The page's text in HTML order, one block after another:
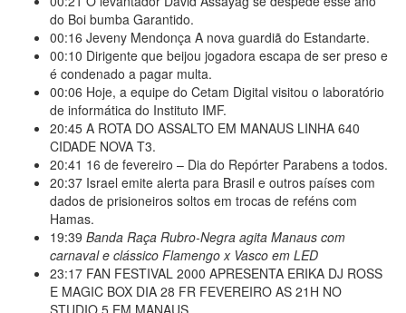
do Boi bumba Garantido.
00:16 Jeveny Mendonça A nova guardiã do Estandarte.
00:10 Dirigente que beijou jogadora escapa de ser preso e
é condenado a pagar multa.
00:06 Hoje, a equipe do Cetam Digital visitou o laboratório
de informática do Instituto IMF.
20:45 A ROTA DO ASSALTO EM MANAUS LINHA 640
CIDADE NOVA T3.
20:41 16 de fevereiro – Dia do Repórter Parabens a todos.
20:37 Israel emite alerta para Brasil e outros países com
dados de prisioneiros soltos em trocas de reféns com
Hamas.
19:39 Banda Raça Rubro-Negra agita Manaus com
carnaval e clássico Flamengo x Vasco em LED
23:17 FAN FESTIVAL 2000 APRESENTA ERIKA DJ ROSS
E MAGIC BOX DIA 28 FR FEVEREIRO AS 21H NO
STUDIO 5 EM MANAUS.